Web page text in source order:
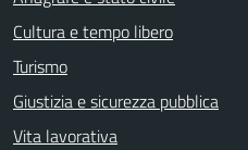
Cultura e tempo libero
Turismo
Giustizia e sicurezza pubblica
Vita lavorativa